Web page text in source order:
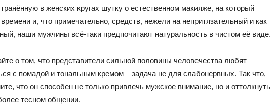
в женских кругах шутку о естественном макияже, на который
и, что примечательно, средств, нежели на непритязательный и как
наши мужчины всё-таки предпочитают натуральность в чистом её виде.
о том, что представители сильной половины человечества любят
с помадой и тональным кремом – задача не для слабонервных. Так что,
что он способен не только привлечь мужское внимание, но и оттолкнуть
тесном общении.